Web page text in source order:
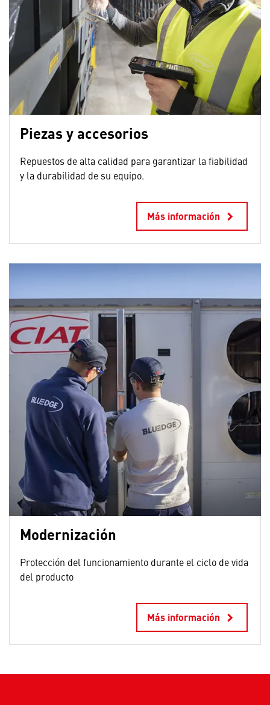
Piezas y accesorios
Repuestos de alta calidad para garantizar la fiabilidad
y la durabilidad de su equipo.
Más información keyboard_arrow_right
Modernización
Protección del funcionamiento durante el ciclo de vida
del producto
Más información keyboard_arrow_right